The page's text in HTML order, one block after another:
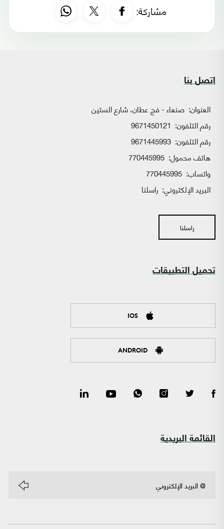
مشاركة:
اتصل بنا
العنوان: صنعاء - فج عطان، شارع الستين
رقم التلفون: 9671450121
رقم التلفون: 9671445993
هاتف محمول: 770445995
واتساب:
البريد الإلكتروني: راسلنا
راسلنا
تحميل التطبيقات
IOS
ANDROID
القائمة البريدية